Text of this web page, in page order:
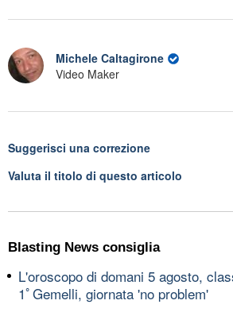
Michele Caltagirone
Video Maker
Suggerisci una correzione
Valuta il titolo di questo articolo
Blasting News consiglia
L'oroscopo di domani 5 agosto,
1ﾟGemelli, giornata 'no problem'